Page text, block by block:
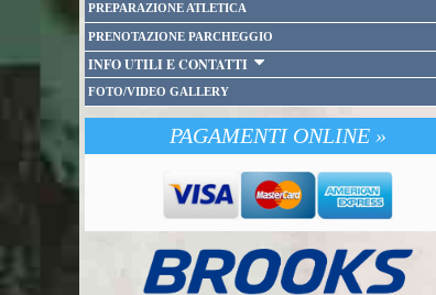
PREPARAZIONE ATLETICA
PRENOTAZIONE PARCHEGGIO
INFO UTILI E CONTATTI
FOTO/VIDEO GALLERY
PAGAMENTI ONLINE »